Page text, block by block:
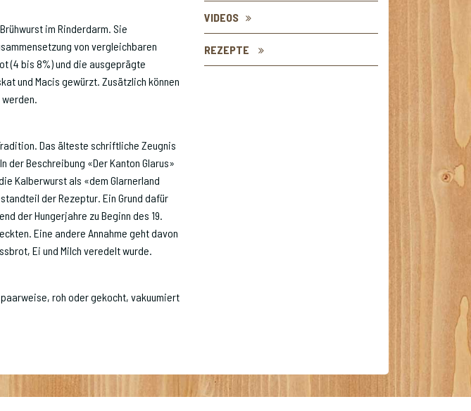
im Rinderdarm. Sie
von vergleichbaren
(4 bis 8%) und die ausgeprägte
und Macis gewürzt. Zusätzlich können
Das älteste schriftliche Zeugnis
der Beschreibung «Der Kanton Glarus»
Kalberwurst als «dem Glarnerland
der Rezeptur. Ein Grund dafür
der Hungerjahre zu Beginn des 19.
Eine andere Annahme geht davon
Ei und Milch veredelt wurde.
roh oder gekocht, vakuumiert
VIDEOS
REZEPTE